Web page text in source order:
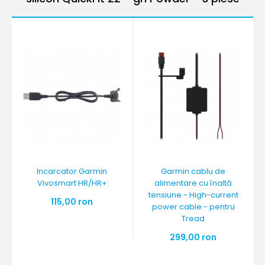
Incarcator Garmin
Vivosmart HR/HR+
115,00 ron
Garmin cablu de
alimentare cu înaltă
tensiune - High-current
power cable - pentru
Tread
299,00 ron